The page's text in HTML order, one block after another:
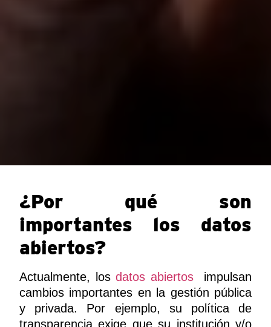
¿Por qué son
importantes los datos
abiertos?
Actualmente, losdatos abiertos
impulsan
cambios importantes en la gestión pública
y privada. Por ejemplo, su política de
transparencia exige que su institución y/o